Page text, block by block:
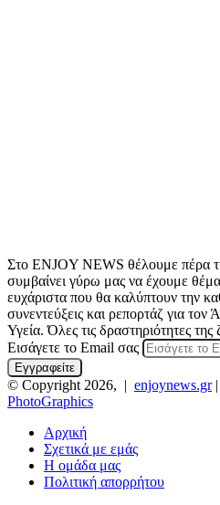
Στο ENJOY NEWS θέλουμε πέρα
συμβαίνει γύρω μας να έχουμε
ευχάριστα που θα καλύπτουν την
συνεντεύξεις και ρεπορτάζ για
Υγεία. Όλες τις δραστηριότητες της
Εισάγετε το Email σας
© Copyright 2026, | enjoynews.gr|
PhotoGraphics
Αρχική
Σχετικά με εμάς
Η ομάδα μας
Πολιτική απορρήτου